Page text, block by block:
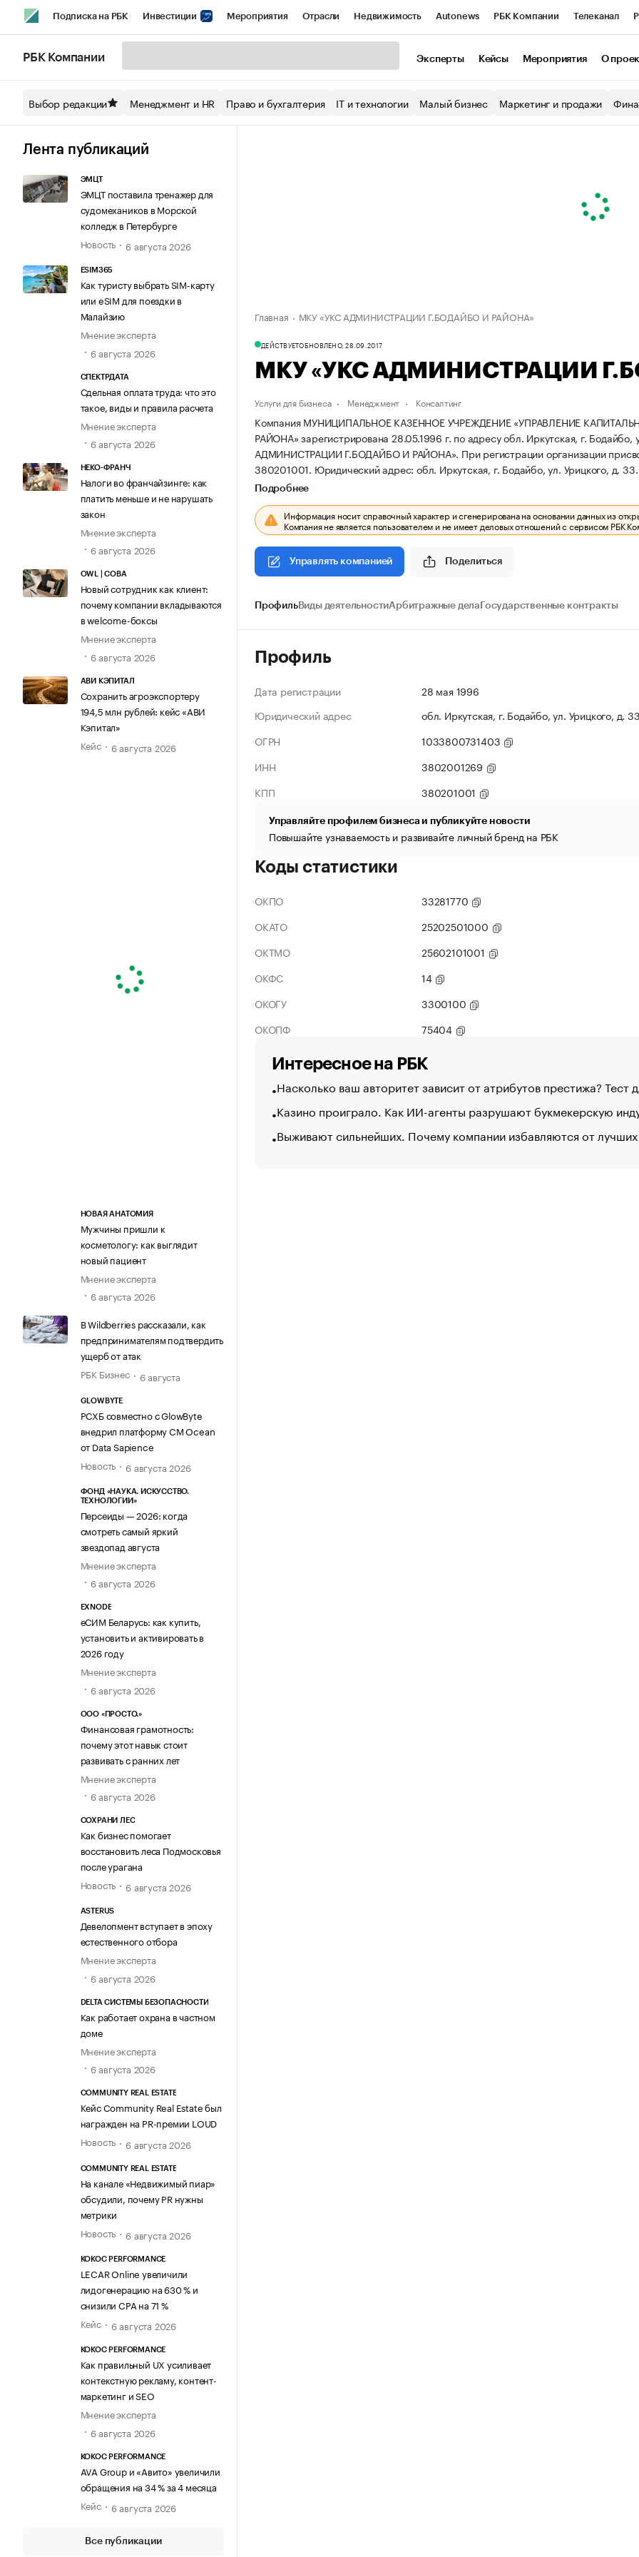
Подписка на РБК Инвестиции Мероприятия Отрасли Недвижимость Autonews РБК Компании Телеканал
Спецпроекты СПб Конференции СПб Спецпроекты Экономика Бизнес
Технологии и медиа
РБК Компании Эксперты Кейсы Мероприятия О
Выбор редакции Менеджмент и HR Право и бухгалтерия IT и технологии Малый бизнес Маркетинг и продажи
Лента публикаций
ЭМЦТ
ЭМЦТ поставила тренажер для
судомехаников в Морской
колледж в Петербурге
Новость
6 августа 2026
ESIM365
Как туристу выбрать SIM-карту
или eSIM для поездки в
Малайзию
Мнение эксперта
6 августа 2026
СПЕКТРДАТА
Сдельная оплата труда: что это
такое, виды и правила расчета
Мнение эксперта
6 августа 2026
НЕКО-ФРАНЧ
Налоги во франчайзинге: как
платить меньше и не нарушать
закон
Мнение эксперта
6 августа 2026
OWL | СОВА
Новый сотрудник как клиент:
почему компании вкладываются
в welcome-боксы
Мнение эксперта
6 августа 2026
АВИ КЭПИТАЛ
Сохранить агроэкспортеру
194,5 млн рублей: кейс «АВИ
Кэпитал»
Кейс
6 августа 2026
НОВАЯ АНАТОМИЯ
Мужчины пришли к
косметологу: как выглядит
новый пациент
Мнение эксперта
6 августа 2026
В Wildberries рассказали, как
предпринимателям подтвердить
ущерб от атак
РБК Бизнес
6 августа
GLOWBYTE
РСХБ совместно с GlowByte
внедрил платформу CM Ocean
от Data Sapience
Новость
6 августа 2026
ФОНД «НАУКА. ИСКУССТВО.
ТЕХНОЛОГИИ»
Персеиды — 2026: когда
смотреть самый яркий
звездопад августа
Мнение эксперта
6 августа 2026
EXNODE
еСИМ Беларусь: как купить,
установить и активировать в
2026 году
Мнение эксперта
6 августа 2026
ООО «ПРОСТО.»
Финансовая грамотность:
почему этот навык стоит
развивать с ранних лет
Мнение эксперта
6 августа 2026
СОХРАНИ ЛЕС
Как бизнес помогает
восстановить леса Подмосковья
после урагана
Новость
6 августа 2026
ASTERUS
Девелопмент вступает в эпоху
естественного отбора
Мнение эксперта
6 августа 2026
DELTA СИСТЕМЫ БЕЗОПАСНОСТИ
Как работает охрана в частном
доме
Мнение эксперта
6 августа 2026
COMMUNITY REAL ESTATE
Кейс Community Real Estate был
награжден на PR-премии LOUD
Новость
6 августа 2026
COMMUNITY REAL ESTATE
На канале «Недвижимый пиар»
обсудили, почему PR нужны
метрики
Новость
6 августа 2026
KOKOC PERFORMANCE
LECAR Online увеличили
лидогенерацию на 630 % и
снизили CPA на 71 %
Кейс
6 августа 2026
KOKOC PERFORMANCE
Как правильный UX усиливает
контекстную рекламу, контент-
маркетинг и SEO
Мнение эксперта
6 августа 2026
KOKOC PERFORMANCE
AVA Group и «Авито» увеличили
обращения на 34 % за 4 месяца
Кейс
6 августа 2026
Все публикации
Главная МКУ «УКС АДМИНИСТРАЦИИ Г.БОДАЙБО И РАЙОНА»
ДЕЙСТВУЕТОБНОВЛЕНО, 28.09.2017
МКУ «УКС АДМИНИСТРАЦИИ
Услуги для бизнеса Менеджмент Консалтинг
Компания МУНИЦИПАЛЬНОЕ КАЗЕННОЕ УЧРЕЖДЕНИЕ «УПРАВЛЕНИЕ
РАЙОНА» зарегистрирована 28.05.1996 г. по адресу обл. Иркутская, г. Бодайбо,
АДМИНИСТРАЦИИ Г.БОДАЙБО И РАЙОНА». При регистрации организации
380201001. Юридический адрес: обл. Иркутская, г. Бодайбо, ул. Урицкого, д. 33.
Подробнее
Информация носит справочный характер и сгенерирована на основании данных из
Компания не является пользователем и не имеет деловых отношений с сервисом РБК
Управлять компанией Поделиться
ПрофильВиды деятельностиАрбитражные дела Государственные контракты
Профиль
Дата регистрации
28 мая 1996
Юридический адрес
обл. Иркутская, г. Бодайбо, ул. Урицкого, д. 33
ОГРН
1033800731403
ИНН
3802001269
КПП
380201001
Управляйте профилем бизнеса и публикуйте новости
Повышайте узнаваемость и развивайте личный бренд на РБК
Коды статистики
ОКПО
33281770
ОКАТО
25202501000
ОКТМО
25602101001
ОКФС
14
ОКОГУ
3300100
ОКОПФ
75404
Интересное на РБК
Насколько ваш авторитет зависит от атрибутов престижа? Тест
Казино проиграло. Как ИИ-агенты разрушают букмекерскую
Выживают сильнейших. Почему компании избавляются от лучших